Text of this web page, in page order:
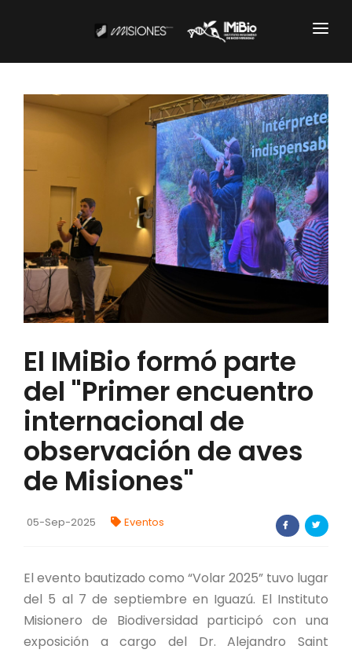
CARTOGRAFÍA
DOCUMENTOS INSTITUCIONALES
NOTICIAS
Productos y Servicios
RESGUARDO DE COLECCIONES
FORTALECIMIENTO DE RECURSOS
ALIMENTICIOS
BIODIVERSIDAD Y ALIMENTACIÓN
INVENTARIO DE LA BIODIVERSIDAD MISIONERA
AUTORIZACIONES
PROGRAMAS Y PROYECTOS
El IMiBio formó parte
del "Primer encuentro
internacional de
observación de aves
de Misiones"
05-Sep-2025 Eventos
El evento bautizado como “Volar 2025” tuvo lugar
del 5 al 7 de septiembre en Iguazú. El Instituto
Misionero de Biodiversidad participó con una
exposición a cargo del Dr. Alejandro Saint